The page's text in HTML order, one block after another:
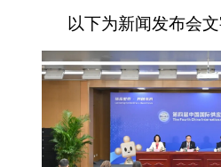
以下为新闻发布会文